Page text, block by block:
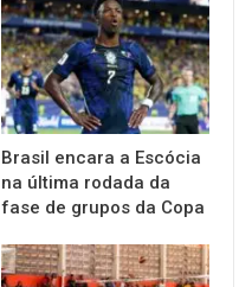
Brasil encara a Escócia
na última rodada da
fase de grupos da Copa